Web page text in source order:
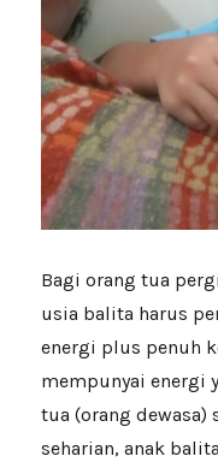
Bagi orang tua
usia balita harus
energi plus penuh
mempunyai energi
tua (orang dewasa)
seharian, anak